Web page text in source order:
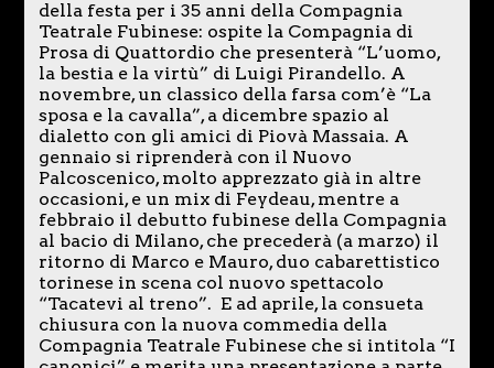
della festa per i 35 anni della Compagnia
Teatrale Fubinese: ospite la Compagnia di
Prosa di Quattordio che presenterà “L’uomo,
la bestia e la virtù” di Luigi Pirandello. A
novembre, un classico della farsa com’è “La
sposa e la cavalla”, a dicembre spazio al
dialetto con gli amici di Piovà Massaia. A
gennaio si riprenderà con il Nuovo
Palcoscenico, molto apprezzato già in altre
occasioni, e un mix di Feydeau, mentre a
febbraio il debutto fubinese della Compagnia
al bacio di Milano, che precederà (a marzo) il
ritorno di Marco e Mauro, duo cabarettistico
torinese in scena col nuovo spettacolo
“Tacatevi al treno”. E ad aprile, la consueta
chiusura con la nuova commedia della
Compagnia Teatrale Fubinese che si intitola “I